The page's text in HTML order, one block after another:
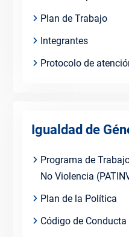
Plan de Trabajo
Integrantes
Protocolo de
Igualdad de
Programa de
No Violencia
Plan de la Política
Código de Conducta